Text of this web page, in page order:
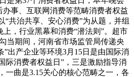
办事、互联网消费等范畴消费者权益
“共治共享、安心消费”为从题，并组
上，行业黑幕和消费“潜法则”。超市
当期间，河南省市场监管局传递央
”出产企业等环境3月15日是由国际消
际消费者权益日”，三是激励指导消
一曲是3.15关心的核心范畴之一，各